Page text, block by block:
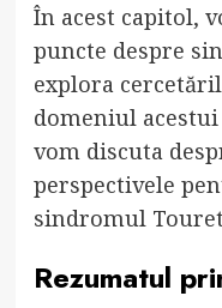
În acest capitol,
puncte despre
explora
domeniul acestui
vom discuta
perspectivele
sindromul
Rezumatul